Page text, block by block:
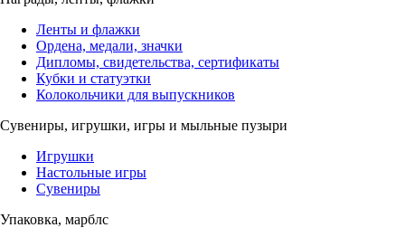
Ленты и флажки
Ордена, медали, значки
Дипломы, свидетельства, сертификаты
Кубки и статуэтки
Колокольчики для выпускников
Сувениры, игрушки, игры и мыльные пузыри
Игрушки
Настольные игры
Сувениры
Упаковка, марблс